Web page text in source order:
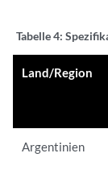
Tabelle 4:
Land/Region
Argentinien